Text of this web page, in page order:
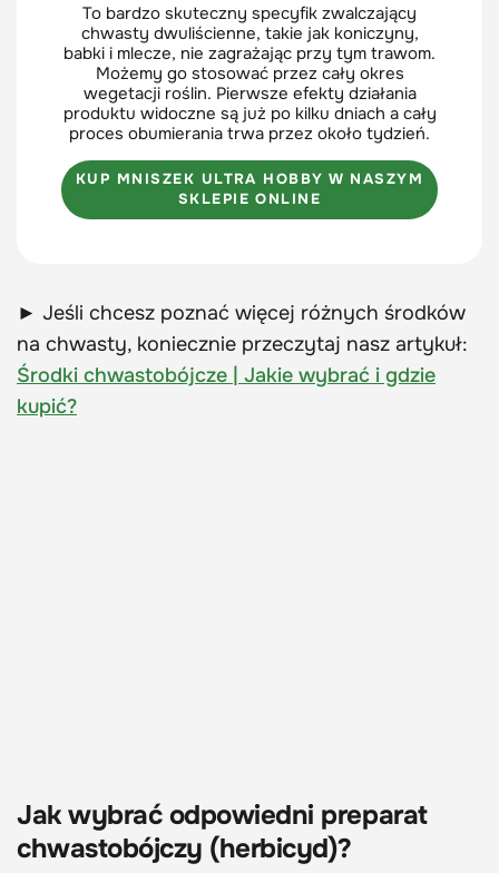
To bardzo skuteczny specyfik zwalczający
chwasty dwuliścienne, takie jak koniczyny,
babki i mlecze, nie zagrażając przy tym trawom.
Możemy go stosować przez cały okres
wegetacji roślin. Pierwsze efekty działania
produktu widoczne są już po kilku dniach a cały
proces obumierania trwa przez około tydzień.
KUP MNISZEK ULTRA HOBBY W NASZYM
SKLEPIE ONLINE
► Jeśli chcesz poznać więcej różnych środków
na chwasty, koniecznie przeczytaj nasz artykuł:
Środki chwastobójcze | Jakie wybrać i gdzie
kupić?
Jak wybrać odpowiedni preparat
chwastobójczy (herbicyd)?